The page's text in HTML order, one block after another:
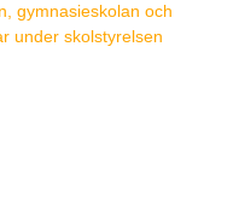
gymnasieskolan och
under skolstyrelsen